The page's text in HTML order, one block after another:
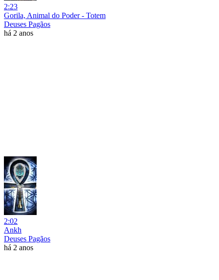
2:23
Gorila, Animal do Poder - Totem
Deuses Pagãos
há 2 anos
2:02
Ankh
Deuses Pagãos
há 2 anos